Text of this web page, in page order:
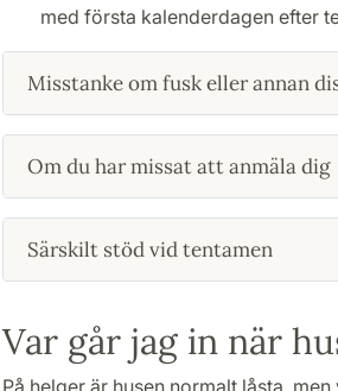
med första kalenderdagen efter
Misstanke om fusk eller annan
Om du har missat att anmäla dig
Särskilt stöd vid tentamen
Var går jag in när
På helger är husen normalt låsta,